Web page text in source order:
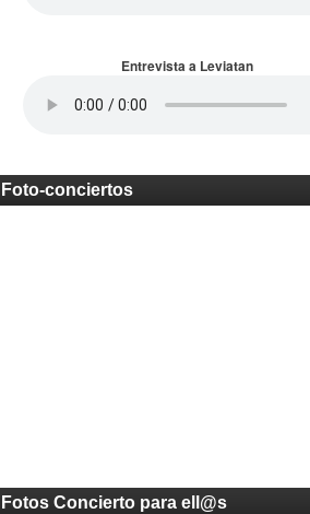
Entrevista a Leviatan
Foto-conciertos
Fotos Concierto para ell@s